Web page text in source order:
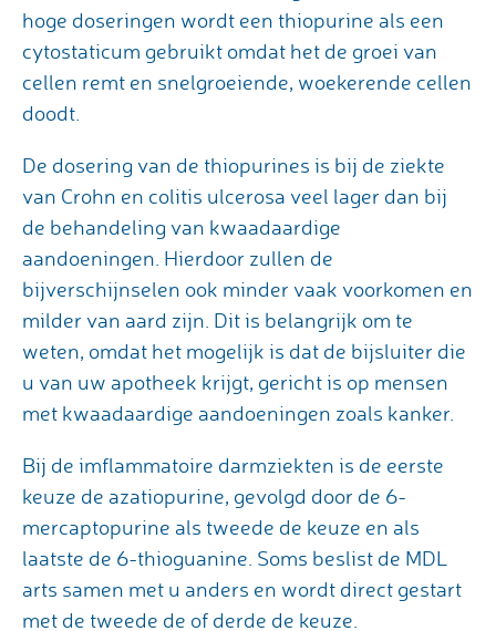
hoge doseringen wordt een thiopurine als een
cytostaticum gebruikt omdat het de groei van
cellen remt en snelgroeiende, woekerende cellen
doodt.
De dosering van de thiopurines is bij de ziekte
van Crohn en colitis ulcerosa veel lager dan bij
de behandeling van kwaadaardige
aandoeningen. Hierdoor zullen de
bijverschijnselen ook minder vaak voorkomen en
milder van aard zijn. Dit is belangrijk om te
weten, omdat het mogelijk is dat de bijsluiter die
u van uw apotheek krijgt, gericht is op mensen
met kwaadaardige aandoeningen zoals kanker.
Bij de imflammatoire darmziekten is de eerste
keuze de azatiopurine, gevolgd door de 6-
mercaptopurine als tweede de keuze en als
laatste de 6-thioguanine. Soms beslist de MDL
arts samen met u anders en wordt direct gestart
met de tweede de of derde de keuze.